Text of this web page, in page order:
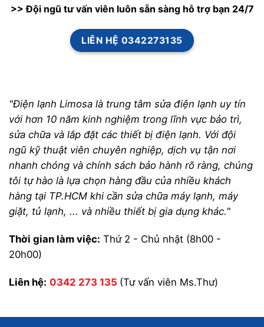
>> Đội ngũ tư vấn viên luôn sẵn sàng hỗ trợ bạn 24/7
LIÊN HỆ 0342273135
"Điện lạnh Limosa là trung tâm sửa điện lạnh uy tín
với hơn 10 năm kinh nghiệm trong lĩnh vực bảo trì,
sửa chữa và lắp đặt các thiết bị điện lạnh. Với đội
ngũ kỹ thuật viên chuyên nghiệp, dịch vụ tận nơi
nhanh chóng và chính sách bảo hành rõ ràng, chúng
tôi tự hào là lựa chọn hàng đầu của nhiều khách
hàng tại TP.HCM khi cần sửa chữa máy lạnh, máy
giặt, tủ lạnh, ... và nhiều thiết bị gia dụng khác."
Thời gian làm việc: Thứ 2 - Chủ nhật (8h00 -
20h00)
Liên hệ: 0342 273 135 (Tư vấn viên Ms.Thư)